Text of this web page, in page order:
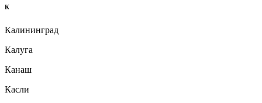
К
Калининград
Калуга
Канаш
Касли